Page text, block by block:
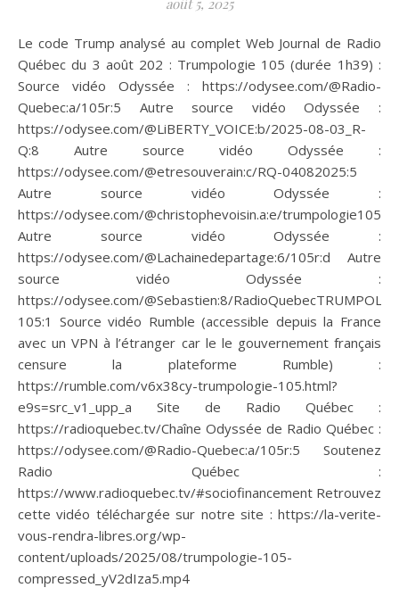
août 5, 2025
Le code Trump analysé au complet Web Journal de Radio
Québec du 3 août 202 : Trumpologie 105 (durée 1h39) :
Source vidéo Odyssée : https://odysee.com/@Radio-
Quebec:a/105r:5 Autre source vidéo Odyssée :
https://odysee.com/@LiBERTY_VOICE:b/2025-08-03_R-
Q:8 Autre source vidéo Odyssée :
https://odysee.com/@etresouverain:c/RQ-04082025:5
Autre source vidéo Odyssée :
https://odysee.com/@christophevoisin.a:e/trumpologie105r:1
Autre source vidéo Odyssée :
https://odysee.com/@Lachainedepartage:6/105r:d Autre
source vidéo Odyssée :
https://odysee.com/@Sebastien:8/
105:1 Source vidéo Rumble (accessible depuis la France
avec un VPN à l’étranger car le le gouvernement français
censure la plateforme Rumble) :
https://rumble.com/v6x38cy-trumpologie-105.html?
e9s=src_v1_upp_a Site de Radio Québec :
https://radioquebec.tv/Chaîne Odyssée de Radio Québec :
https://odysee.com/@Radio-Quebec:a/105r:5 Soutenez
Radio Québec :
https://www.radioquebec.tv/#sociofinancement Retrouvez
cette vidéo téléchargée sur notre site : https://la-verite-
vous-rendra-libres.org/wp-
content/uploads/2025/08/trumpologie-105-
compressed_yV2dIza5.mp4